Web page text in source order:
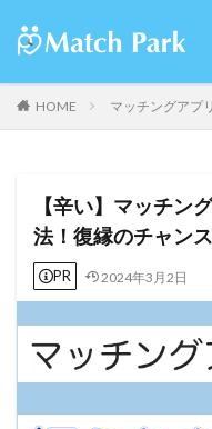
HOME マッチングアプリ
【辛い】マッチン
法！復縁のチャン
PR 2024年3月2日